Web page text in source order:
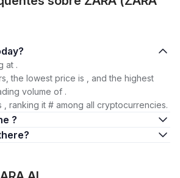
is today?
at .
the lowest price is , and the highest
volume of .
, ranking it # among all cryptocurrencies.
?
are there?